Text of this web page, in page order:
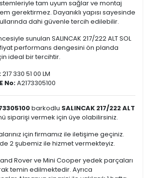
tam uyum sağlar ve montaj
gerektirmez. Dayanıklı yapısı sayesinde
dahi güvenle tercih edilebilir.
sunulan SALINCAK 217/222 ALT SOL
fiyat performans dengesini ön planda
ideal bir tercihtir.
217 330 51 00 LM
No:A2173305100
barkodlu SALINCAK 217/222 ALT
siparişi vermek için üye olabilirsiniz.
için firmamız ile iletişime geçiniz.
2 şubemiz ile hizmet vermekteyiz.
Rover ve Mini Cooper yedek parçaları
temin edilmektedir. Ayrıca